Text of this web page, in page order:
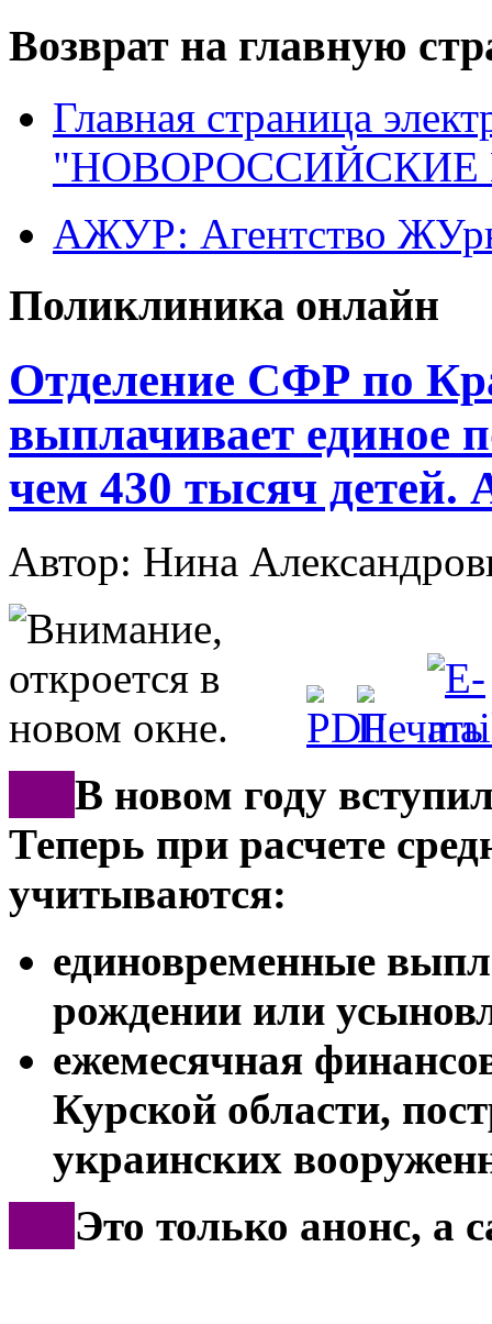
Возврат на главную
Главная страница
"НОВОРОССИЙСКИЕ
АЖУР: Агентство
Поликлиника онлайн
Отделение СФР по
выплачивает единое
чем 430 тысяч детей.
Автор: Нина
В новом году
Теперь при расчете
учитываются:
единовременные
рождении или
ежемесячная
Курской области,
украинских
Это только анонс, а